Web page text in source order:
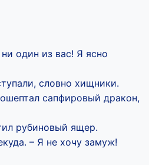
один из вас! Я ясно
словно хищники.
сапфировый дракон,
рубиновый ящер.
– Я не хочу замуж!